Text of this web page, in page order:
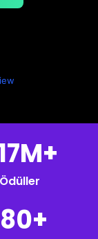
Ödüller